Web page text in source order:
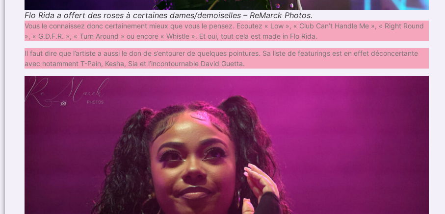
Flo Rida a offert des roses à certaines dames/demoiselles – ReMarck Photos.
Vous le connaissez donc certainement mieux que vous le pensez. Ecoutez « Low », « Club Can’t Handle Me », « Right Round
», « G.D.F.R. », « Turn Around » ou encore « Whistle ». Et oui, tout cela est made in Flo Rida.
Il faut dire que l’artiste a aussi le don de s’entourer de quelques pointures. Sa liste de featurings est en effet déconcertante
avec notamment T-Pain, Kesha, Sia et l’incontournable David Guetta.